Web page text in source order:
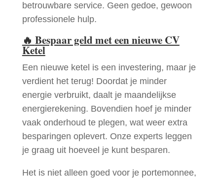
betrouwbare service. Geen gedoe, gewoon
professionele hulp.
🔥 Bespaar geld met een nieuwe CV
Ketel
Een nieuwe ketel is een investering, maar je
verdient het terug! Doordat je minder
energie verbruikt, daalt je maandelijkse
energierekening. Bovendien hoef je minder
vaak onderhoud te plegen, wat weer extra
besparingen oplevert. Onze experts leggen
je graag uit hoeveel je kunt besparen.
Het is niet alleen goed voor je portemonnee,